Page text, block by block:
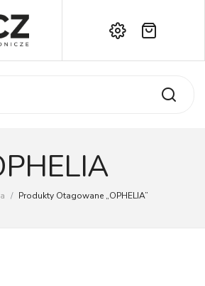
Kontakt
produktów w koszyku.
/ Produkty Otagowane „OPHELIA”